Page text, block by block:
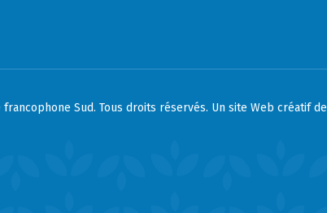
Sud. Tous droits réservés. Un site Web créatif de